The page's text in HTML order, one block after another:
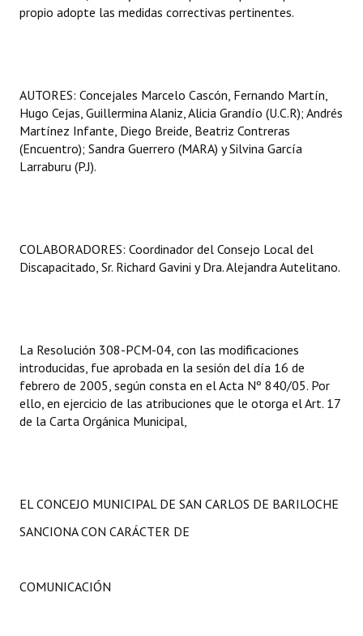
propio adopte las medidas correctivas pertinentes.
AUTORES: Concejales Marcelo Cascón, Fernando Martín,
Hugo Cejas, Guillermina Alaniz, Alicia Grandío (U.C.R); Andrés
Martínez Infante, Diego Breide, Beatriz Contreras
(Encuentro); Sandra Guerrero (MARA) y Silvina García
Larraburu (P.J).
COLABORADORES: Coordinador del Consejo Local del
Discapacitado, Sr. Richard Gavini y Dra. Alejandra Autelitano.
La Resolución 308-PCM-04, con las modificaciones
introducidas, fue aprobada en la sesión del día 16 de
febrero de 2005, según consta en el Acta Nº 840/05. Por
ello, en ejercicio de las atribuciones que le otorga el Art. 17
de la Carta Orgánica Municipal,
EL CONCEJO MUNICIPAL DE SAN CARLOS DE BARILOCHE
SANCIONA CON CARÁCTER DE
COMUNICACIÓN